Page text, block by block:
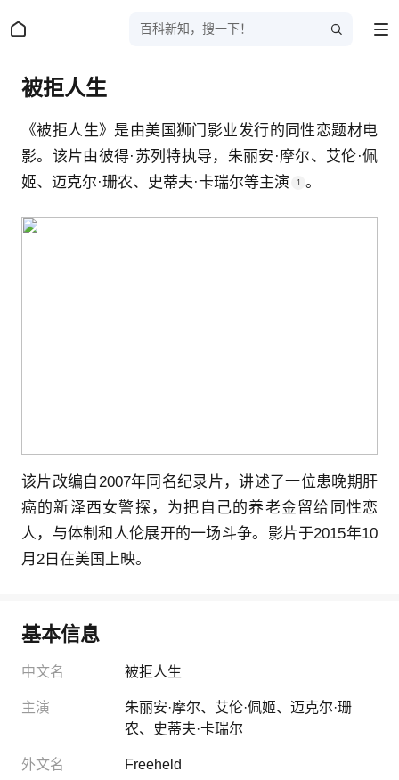
百科新知，搜一下！
被拒人生
《被拒人生》是由美国狮门影业发行的同性恋题材电
影。该片由彼得·苏列特执导，朱丽安·摩尔、艾伦·佩
姬、迈克尔·珊农、史蒂夫·卡瑞尔等主演
1 。
该片改编自2007年同名纪录片，讲述了一位患晚期肝
癌的新泽西女警探，为把自己的养老金留给同性恋
人，与体制和人伦展开的一场斗争。影片于2015年10
月2日在美国上映。
基本信息
中文名 被拒人生
主演 朱丽安·摩尔、 艾伦·佩姬、 迈克尔·珊
农、 史蒂夫·卡瑞尔
外文名 Freeheld